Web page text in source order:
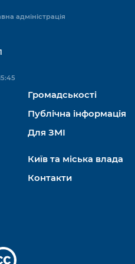
адміністрація
Цифровий
стану
стану
адміністрація
Громадськості
Публічна інформація
Для ЗМІ
Київ та міська влада
Контакти